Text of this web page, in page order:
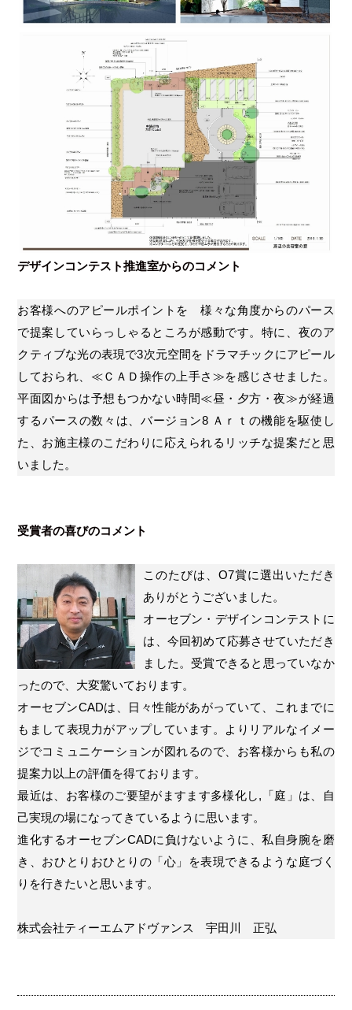
デザインコンテスト推進室からのコメント
お客様へのアピールポイントを 様々な角度からのパース
で提案していらっしゃるところが感動です。特に、夜のア
クティブな光の表現で3次元空間をドラマチックにアピール
しておられ、≪ＣＡＤ操作の上手さ≫を感じさせました。
平面図からは予想もつかない時間≪昼・夕方・夜≫が経過
するパースの数々は、バージョン8 Ａｒｔの機能を駆使し
た、お施主様のこだわりに応えられるリッチな提案だと思
いました。
受賞者の喜びのコメント
このたびは、O7賞に選出いただき
ありがとうございました。
オーセブン・デザインコンテストに
は、今回初めて応募させていただき
ました。受賞できると思っていなか
ったので、大変驚いております。
オーセブンCADは、日々性能があがっていて、これまでに
もまして表現力がアップしています。よりリアルなイメー
ジでコミュニケーションが図れるので、お客様からも私の
提案力以上の評価を得ております。
最近は、お客様のご要望がますます多様化し,「庭」は、自
己実現の場になってきているように思います。
進化するオーセブンCADに負けないように、私自身腕を磨
き、おひとりおひとりの「心」を表現できるような庭づく
りを行きたいと思います。
株式会社ティーエムアドヴァンス 宇田川 正弘